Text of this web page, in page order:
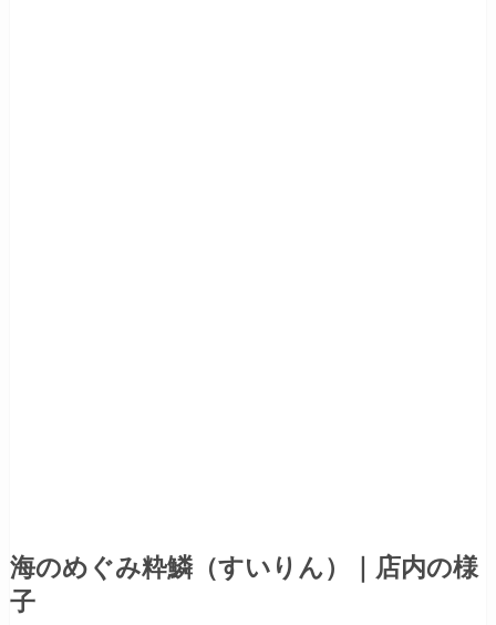
海のめぐみ粋鱗（すいりん）｜店内の様
子